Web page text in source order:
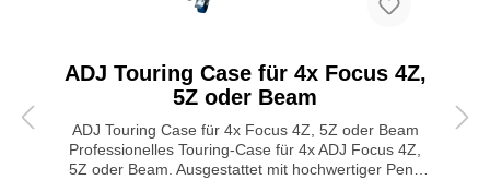
ADJ Touring Case für 4x Focus 4Z,
5Z oder Beam
ADJ Touring Case für 4x Focus 4Z, 5Z oder Beam
Professionelles Touring-Case für 4x ADJ Focus 4Z,
5Z oder Beam. Ausgestattet mit hochwertiger Penn